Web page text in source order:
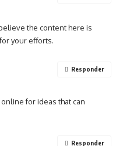
the content here is
your efforts.
for ideas that can
Responder
Responder